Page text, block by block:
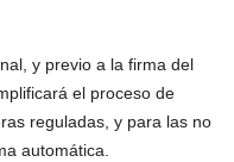
y previo a la firma del
el proceso de
reguladas, y para las no
automática.